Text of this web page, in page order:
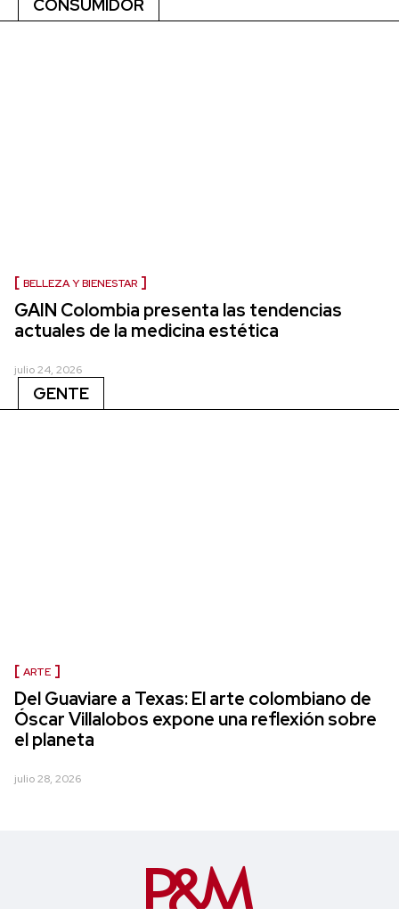
CONSUMIDOR
BELLEZA Y BIENESTAR
GAIN Colombia presenta las tendencias
actuales de la medicina estética
julio 24, 2026
GENTE
ARTE
Del Guaviare a Texas: El arte colombiano de
Óscar Villalobos expone una reflexión sobre
el planeta
julio 28, 2026